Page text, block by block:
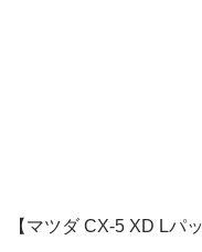
【マツダ CX-5 XD Lパ